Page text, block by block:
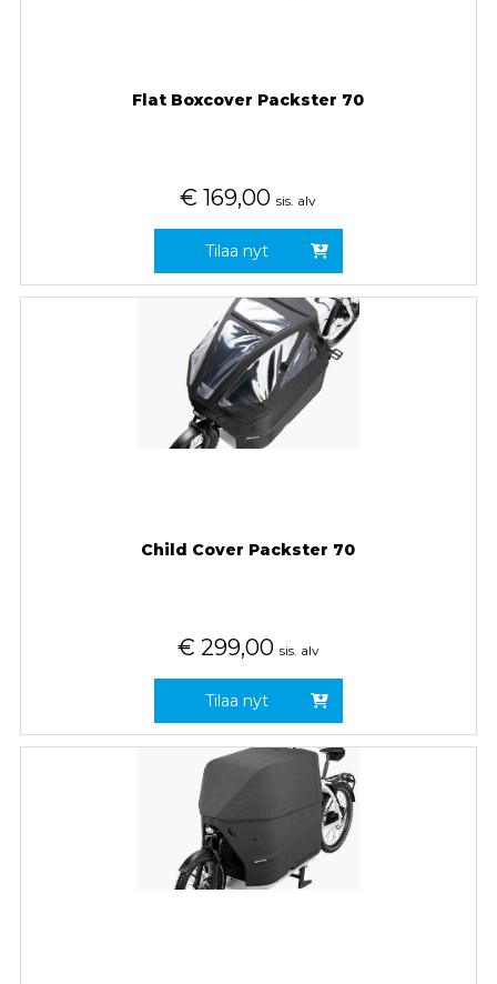
Flat Boxcover Packster 70
€ 169,00 sis. alv
Tilaa nyt
Child Cover Packster 70
€ 299,00 sis. alv
Tilaa nyt